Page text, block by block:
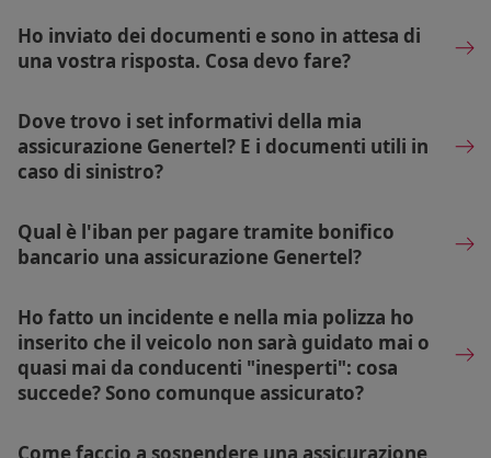
Ho inviato dei documenti e sono in attesa di
una vostra risposta. Cosa devo fare?
Dove trovo i set informativi della mia
assicurazione Genertel? E i documenti utili in
caso di sinistro?
Qual è l'iban per pagare tramite bonifico
bancario una assicurazione Genertel?
Ho fatto un incidente e nella mia polizza ho
inserito che il veicolo non sarà guidato mai o
quasi mai da conducenti "inesperti": cosa
succede? Sono comunque assicurato?